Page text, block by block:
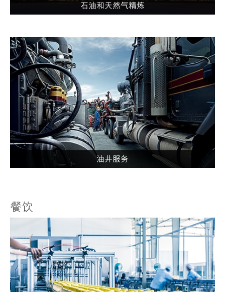
石油和天然气精炼
油井服务
餐饮